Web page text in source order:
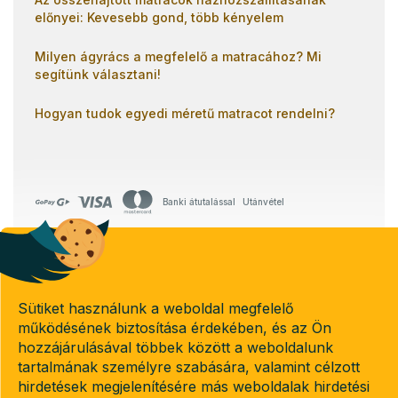
Sütiket használunk a weboldal megfelelő
működésének biztosítása érdekében, és az Ön
hozzájárulásával többek között a weboldalunk
tartalmának személyre szabására, valamint célzott
hirdetések megjelenítésére más weboldalak hirdetési
előnyei: Kevesebb gond, több kényelem
Milyen ágyrács a megfelelő a matracához? Mi
segítünk választani!
Hogyan tudok egyedi méretű matracot rendelni?
Banki átutalással Utánvétel
Copyright 2026
. Minden jog fenntartva.
Süti beállítások szerkesztése